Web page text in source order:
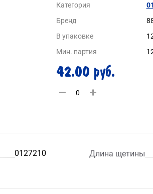
Категория
Бренд
В упаковке
Мин. партия
42.00 руб.
0127210 Длина щетины